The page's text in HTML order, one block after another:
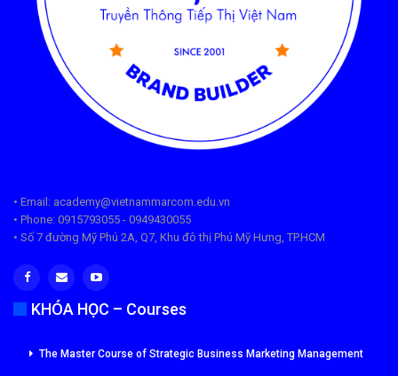
• Email: academy@vietnammarcom.edu.vn
• Phone: 0915793055 - 0949430055
• Số 7 đường Mỹ Phú 2A, Q7, Khu đô thị Phú Mỹ Hưng, TP.HCM
KHÓA HỌC – Courses
The Master Course of Strategic Business Marketing Management